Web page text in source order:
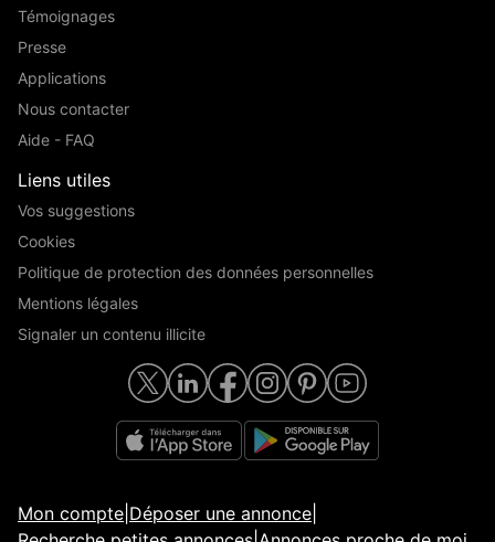
Témoignages
Presse
Applications
Nous contacter
Aide - FAQ
Liens utiles
Vos suggestions
Cookies
Politique de protection des données personnelles
Mentions légales
Signaler un contenu illicite
Mon compte Déposer une annonce